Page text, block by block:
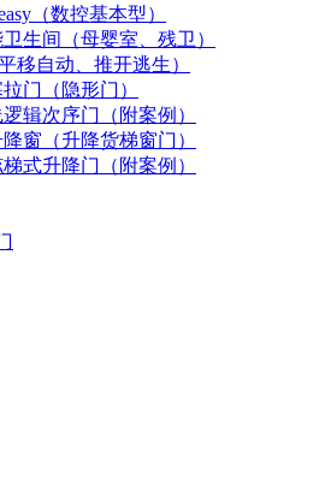
（数控基本型）
生间（母婴室、残卫）
移自动、推开逃生）
门（隐形门）
辑次序门（附案例）
窗（升降货梯窗门）
式升降门（附案例）